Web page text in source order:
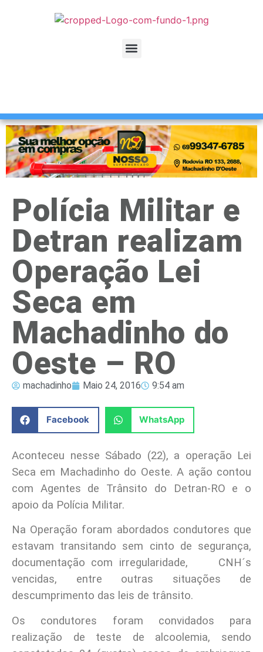
Polícia Militar e
Detran realizam
Operação Lei
Seca em
Machadinho do
Oeste – RO
machadinho Maio 24, 2016 9:54 am
Facebook WhatsApp
Aconteceu nesse Sábado (22), a operação Lei
Seca em Machadinho do Oeste. A ação contou
com Agentes de Trânsito do Detran-RO e o
apoio da Polícia Militar.
Na Operação foram abordados condutores que
estavam transitando sem cinto de segurança,
documentação com irregularidade, CNH´s
vencidas, entre outras situações de
descumprimento das leis de trânsito.
Os condutores foram convidados para
realização de teste de alcoolemia, sendo